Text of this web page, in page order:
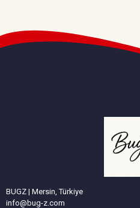
BUGZ | Mersin, Türkiye
info@bug-z.com